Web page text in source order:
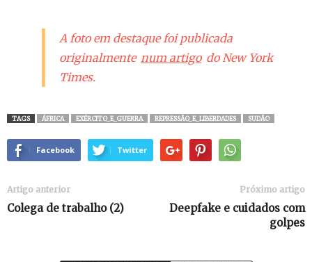
A foto em destaque foi publicada
originalmente num artigo do New York
Times.
TAGS ÁFRICA EXÉRCITO_E_GUERRA REPRESSÃO_E_LIBERDADES SUDÃO
Facebook Twitter
Artigo anterior
Colega de trabalho (2)
Próximo artigo
Deepfake e cuidados com
golpes